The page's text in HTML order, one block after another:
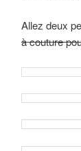
Allez deux
à couture